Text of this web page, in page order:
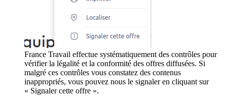
France Travail effectue systématiquement des contrôles pour
vérifier la légalité et la conformité des offres diffusées. Si
malgré ces contrôles vous constatez des contenus
inappropriés, vous pouvez nous le signaler en cliquant sur
« Signaler cette offre ».